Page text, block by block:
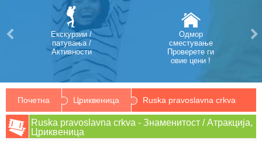
Екскурзии /
патувања /
Aктивности
Oдмор
сместување
Проверете ги
овие цени !
Почетна Цриквеница Ruska pravoslavna crkva
Ruska pravoslavna crkva - Знаменитост / Aтракција,
Цриквеница